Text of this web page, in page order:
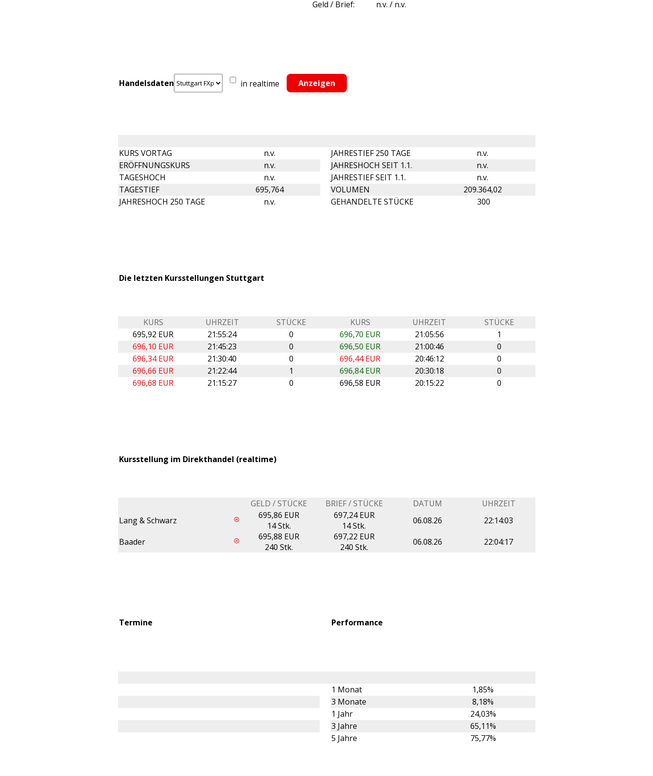
Geld / Brief: n.v. / n.v.
Handelsdaten in realtime
KURS VORTAG n.v. JAHRESTIEF 250 TAGE
n.v.
ERÖFFNUNGSKURS
n.v. JAHRESHOCH SEIT 1.1.
n.v.
TAGESHOCH
n.v. JAHRESTIEF SEIT 1.1.
n.v.
TAGESTIEF
695,764 VOLUMEN
209.364,02
JAHRESHOCH 250 TAGE
n.v. GEHANDELTE STÜCKE 300
Die letzten Kursstellungen Stuttgart
KURS UHRZEIT STÜCKE KURS UHRZEIT
STÜCKE
695,92 EUR
21:55:24 0 696,70 EUR 21:05:56
1
696,10 EUR
21:45:23 0 696,50 EUR 21:00:46
0
696,34 EUR
21:30:40 0 696,44 EUR 20:46:12
0
696,66 EUR
21:22:44 1 696,84 EUR 20:30:18
0
696,68 EUR
21:15:27 0 696,58 EUR 20:15:22 0
Kursstellung im Direkthandel (realtime)
GELD / STÜCKE BRIEF / STÜCKE DATUM
UHRZEIT
Lang & Schwarz
695,86 EUR
14 Stk.
697,24 EUR
14 Stk.
06.08.26
22:14:03
Baader
695,88 EUR
240 Stk.
697,22 EUR
240 Stk.
06.08.26 22:04:17
Termine Performance
1 Monat
1,85%
3 Monate
8,18%
1 Jahr
24,03%
3 Jahre
65,11%
5 Jahre
75,77%